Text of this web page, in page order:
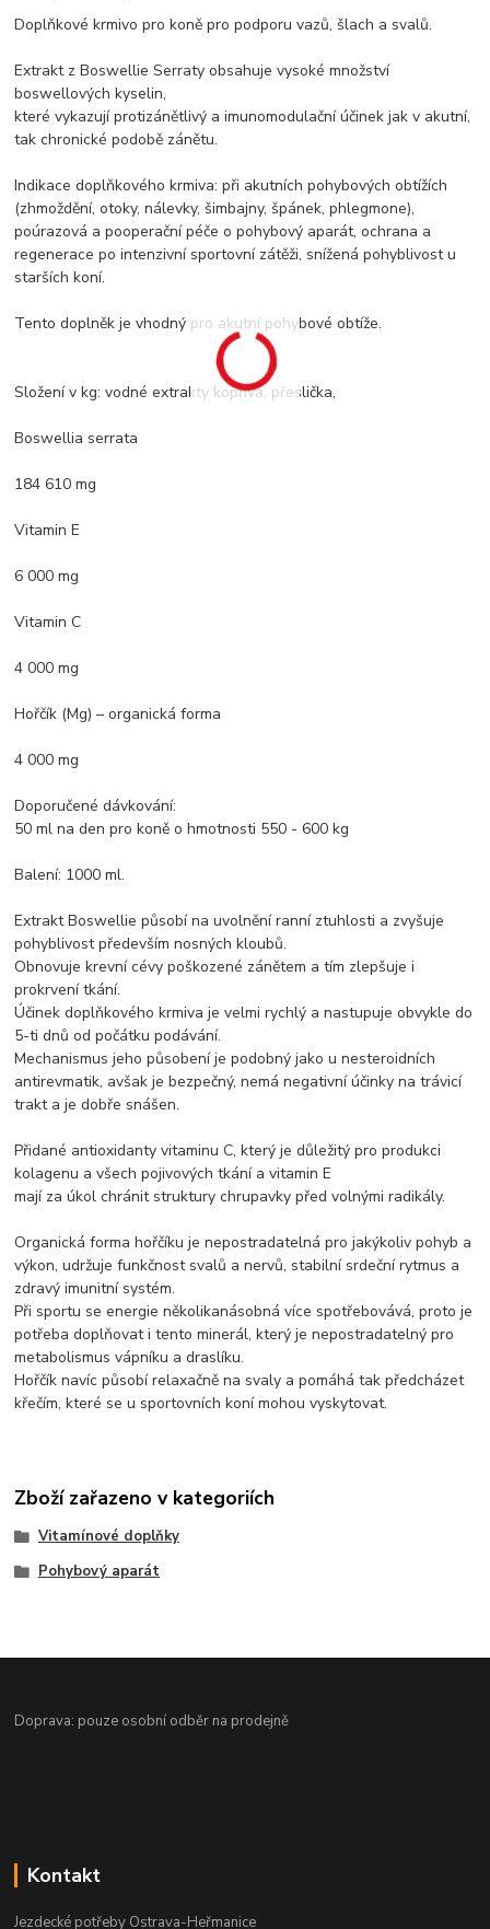
Doplňkové krmivo pro koně pro podporu vazů, šlach a svalů.
Extrakt z Boswellie Serraty obsahuje vysoké množství
boswellových kyselin,
které vykazují protizánětlivý a imunomodulační účinek jak v akutní,
tak chronické podobě zánětu.
Indikace doplňkového krmiva: při akutních pohybových obtížích
(zhmoždění, otoky, nálevky, šimbajny, špánek, phlegmone),
poúrazová a pooperační péče o pohybový aparát, ochrana a
regenerace po intenzivní sportovní zátěži, snížená pohyblivost u
starších koní.
Tento doplněk je vhodný pro akutní pohybové obtíže.
Složení v kg: vodné extrakty kopřiva, přeslička,
Boswellia serrata
184 610 mg
Vitamin E
6 000 mg
Vitamin C
4 000 mg
Hořčík (Mg) – organická forma
4 000 mg
Doporučené dávkování:
50 ml na den pro koně o hmotnosti 550 - 600 kg
Balení: 1000 ml.
Extrakt Boswellie působí na uvolnění ranní ztuhlosti a zvyšuje
pohyblivost především nosných kloubů.
Obnovuje krevní cévy poškozené zánětem a tím zlepšuje i
prokrvení tkání.
Účinek doplňkového krmiva je velmi rychlý a nastupuje obvykle do
5-ti dnů od počátku podávání.
Mechanismus jeho působení je podobný jako u nesteroidních
antirevmatik, avšak je bezpečný, nemá negativní účinky na trávicí
trakt a je dobře snášen.
Přidané antioxidanty vitaminu C, který je důležitý pro produkci
kolagenu a všech pojivových tkání a vitamin E
mají za úkol chránit struktury chrupavky před volnými radikály.
Organická forma hořčíku je nepostradatelná pro jakýkoliv pohyb a
výkon, udržuje funkčnost svalů a nervů, stabilní srdeční rytmus a
zdravý imunitní systém.
Při sportu se energie několikanásobná více spotřebovává, proto je
potřeba doplňovat i tento minerál, který je nepostradatelný pro
metabolismus vápníku a draslíku.
Hořčík navíc působí relaxačně na svaly a pomáhá tak předcházet
křečím, které se u sportovních koní mohou vyskytovat.
Zboží zařazeno v kategoriích
Vitamínové doplňky
Pohybový aparát
Doprava: pouze osobní odběr na prodejně
Kontakt
Jezdecké potřeby Ostrava-Heřmanice